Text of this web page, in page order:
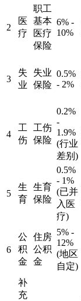
2
医
疗
职工
基本
医疗
保险
6% -
10%
3
失
业
失业
保险
0.5%
- 2%
4
工
伤
工伤
保险
0.2%
-
1.9%
(行业
差别)
5
生
育
生育
保险
0.5%
- 1%
(已并
入医
疗)
6
公
积
金
住房
公积
金
5% -
12%
(地区
自定)
补
充